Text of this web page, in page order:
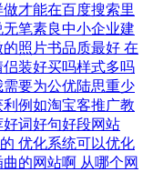
才能在百度搜索里
无笔素良中小企业建
的照片书品质最好 在
侣装好买吗样式多吗
需要为公优陆思重少
例如淘宝客推广教
好词好句好段网站
优化系统可以优化
的网站啊 从哪个网